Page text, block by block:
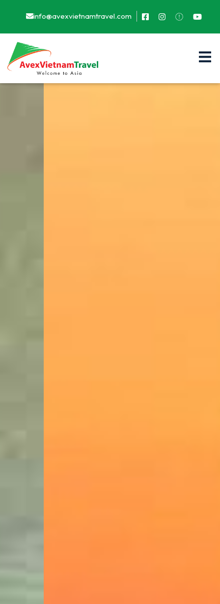
info@avexvietnamtravel.com